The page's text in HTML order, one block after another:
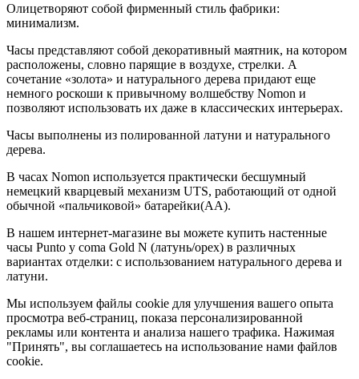
Олицетворяют собой фирменный стиль фабрики:
минимализм.
Часы представляют собой декоративный маятник, на котором
расположены, словно парящие в воздухе, стрелки. А
сочетание «золота» и натурального дерева придают еще
немного роскоши к привычному волшебству Nomon и
позволяют использовать их даже в классических интерьерах.
Часы выполнены из полированной латуни и натурального
дерева.
В часах Nomon используется практически бесшумный
немецкий кварцевый механизм UTS, работающий от одной
обычной «пальчиковой» батарейки(AA).
В нашем интернет-магазине вы можете купить настенные
часы Punto y coma Gold N (латунь/орех) в различных
вариантах отделки: с использованием натурального дерева и
латуни.
Мы используем файлы cookie для улучшения вашего опыта
просмотра веб-страниц, показа персонализированной
рекламы или контента и анализа нашего трафика. Нажимая
"Принять", вы соглашаетесь на использование нами файлов
cookie.